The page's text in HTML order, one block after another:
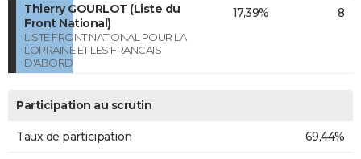
Thierry GOURLOT (Liste du
Front National)
LISTE FRONT NATIONAL POUR LA
LORRAINE ET LES FRANCAIS
D'ABORD
17,39% 8
Participation au scrutin
Taux de participation 69,44%